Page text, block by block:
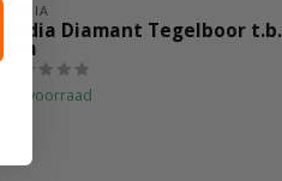
RODIA
Rodia Diamant Tegelboor
mm
Op voorraad